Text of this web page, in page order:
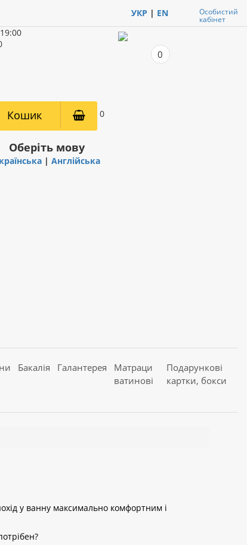
УКР | EN Особистий
кабінет
0
Кошик 0
Оберіть мову
| Англійська
Бакалія Галантерея
Матраци
ватинові
Подарункові
картки, бокси
у ванну максимально комфортним і